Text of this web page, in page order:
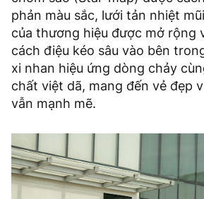
phản màu sắc, lưới tản nhiệt
của thương hiệu được mở rộng
cách điệu kéo sâu vào bên
xi nhan hiệu ứng dòng chảy
chất việt dã, mang đến vẻ đẹp
vẫn mạnh mẽ.